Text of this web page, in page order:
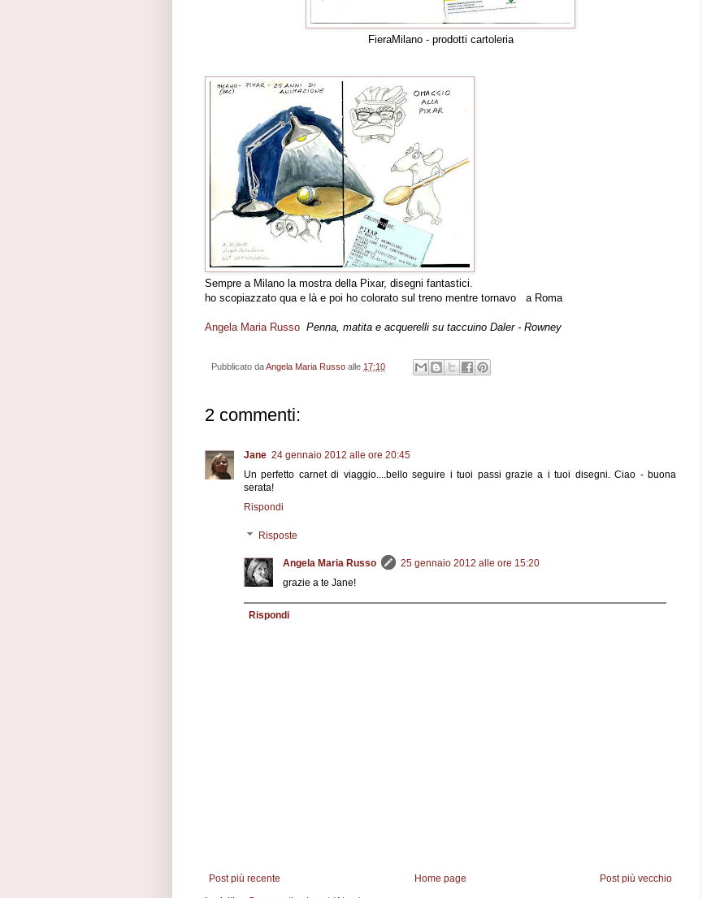
FieraMilano - prodotti cartoleria
Sempre a Milano la mostra della Pixar, disegni fantastici.
ho scopiazzato qua e là e poi ho colorato sul treno mentre tornavo a Roma
Angela Maria Russo Penna, matita e acquerelli su taccuino Daler - Rowney
Pubblicato daAngela Maria Russo alle 17:10
2 commenti:
Jane 24 gennaio 2012 alle ore 20:45
Un perfetto carnet di viaggio....bello seguire i tuoi passi grazie a i tuoi disegni. Ciao - buona
serata!
Rispondi
Risposte
Angela Maria Russo
25 gennaio 2012 alle ore 15:20
grazie a te Jane!
Rispondi
Post più recente Post più vecchio
Home page